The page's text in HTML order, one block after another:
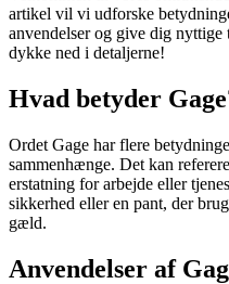
artikel vil vi udforske
anvendelser og give dig
dykke ned i detaljerne!
Hvad betyder
Ordet Gage har flere
sammenhænge. Det kan
erstatning for arbejde eller
sikkerhed eller en pant, der
gæld.
Anvendelser af